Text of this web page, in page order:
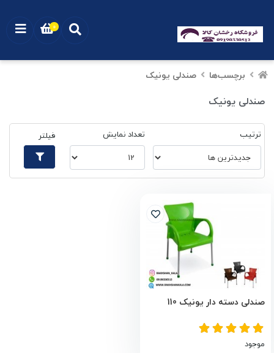
برچسب‌ها صندلی یونیک
صندلی یونیک
ترتیب تعداد نمایش فیلتر
صندلی دسته دار یونیک 110
موجود
0